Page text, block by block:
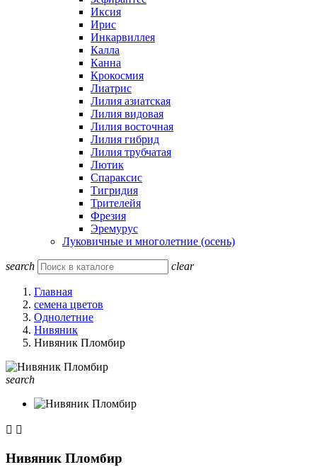
Иксия
Ирис
Инкарвиллея
Калла
Канна
Крокосмия
Лиатрис
Лилия азиатская
Лилия видовая
Лилия восточная
Лилия гибрид
Лилия трубчатая
Лютик
Спараксис
Тигридия
Трителейя
Фрезия
Эремурус
Луковичные и многолетние (осень)
search clear
Главная
семена цветов
Однолетние
Нивяник
Нивяник Пломбир
search
 
Нивяник Пломбир